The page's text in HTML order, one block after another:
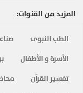
المزيد من القنوات:
الطب النبوى
الأسرة و الأطفال
تفسير القرآن